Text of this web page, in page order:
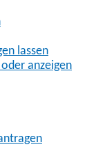
lassen
anzeigen